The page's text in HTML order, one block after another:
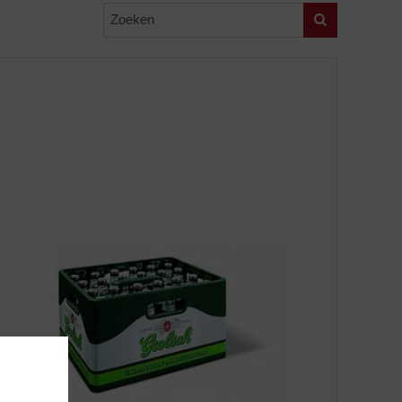
Zoeken